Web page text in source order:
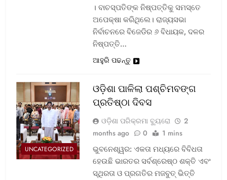
। ବାଚସ୍ପତିଙ୍କ ନିଷ୍ପତ୍ତିକୁ ସମସ୍ତେ
ଅପେକ୍ଷା କରିଥିଲେ। ରାଜ୍ୟସଭା
ନିର୍ବାଚନରେ ବିଜେଡିର ୬ ବିଧାୟକ, ଦଳର
ନିଷ୍ପତ୍ତି…
ଆହୁରି ପଢନ୍ତୁ
UNCATEGORIZED
ଓଡ଼ିଶା ପାଳିଲା ପଶ୍ଚିମବଙ୍ଗ
ପ୍ରତିଷ୍ଠା ଦିବସ
ଓଡ଼ିଶା ପରିକ୍ରମା ବ୍ୟୁରୋ
2
months ago
0 1 mins
ଭୁବନେଶ୍ୱର: ଏକତା ମଧ୍ୟରେ ବିବିଧତା
ହେଉଛି ଭାରତର ସର୍ବଶ୍ରେଷ୍ଠ ଶକ୍ତି ଏବଂ
ସ୍ଥିରତା ଓ ପ୍ରଗତିର ମଜବୁତ୍ ଭିତ୍ତି